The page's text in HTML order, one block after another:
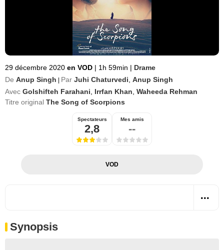
29 décembre 2020 en VOD | 1h 59min | Drame
De Anup Singh Par Juhi Chaturvedi Anup Singh
Avec Golshifteh Farahani Irrfan Khan Waheeda Rehman
Titre original The Song of Scorpions
Spectateurs
2,8
Mes amis
--
VOD
Synopsis